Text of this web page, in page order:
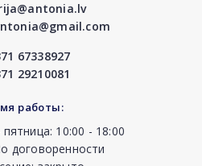
67338927
29210081
работы:
10:00 - 18:00
договоренности